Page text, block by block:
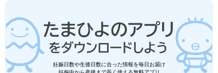
妊娠日数や生後日数に合った情報を毎日お届け